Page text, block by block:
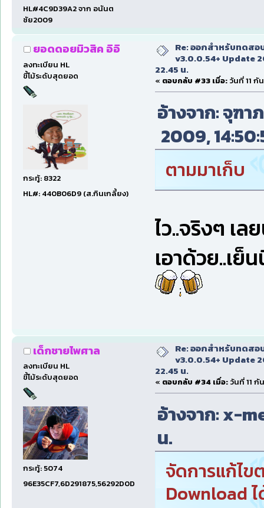
HL#4C9D39A2 จาก อนันต
ชัย2009
ยอดดอยมิวสิค อิอิ
ลงทะเบียน HL
ขี้โม้ระดับสุดยอด
กระทู้: 8322
HL#: 440B06D9 (ส.กินเกลี้ยง)
Re: ออกสำหรับทดสอ
v3.0.0.54+ Update
22.45 น.
« ตอบกลับ #33 เมื่อ: วันที่ 11 กั
อ้างจาก: จุฑ
2009,
ตามมาเก็บ
ไว..จริงๆ เล
เอาด้วย..เย็
เด็กชายไพศาล
ลงทะเบียน HL
ขี้โม้ระดับสุดยอด
กระทู้: 5074
96E35CF7,6D291875,56292D0D
Re: ออกสำหรับทดสอ
v3.0.0.54+ Update
22.45 น.
« ตอบกลับ #34 เมื่อ: วันที่ 11 กั
อ้างจาก: x-
น.
จัดการแก้ไข
Download